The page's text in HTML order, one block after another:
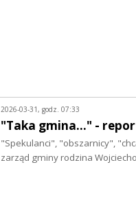
2026-03-31, godz. 07:33
"Taka gmina..." -
"Spekulanci", "obszarnicy",
zarząd gminy rodzina